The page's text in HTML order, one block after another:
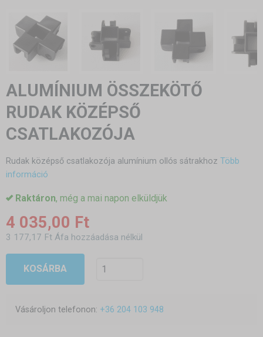
ALUMÍNIUM ÖSSZEKÖTŐ
RUDAK KÖZÉPSŐ
CSATLAKOZÓJA
Rudak középső csatlakozója alumínium ollós sátrakhoz Több
információ
Raktáron, még a mai napon elküldjük
4 035,00 Ft
3 177,17 Ft Áfa hozzáadása nélkül
KOSÁRBA
Vásároljon telefonon: +36 204 103 948